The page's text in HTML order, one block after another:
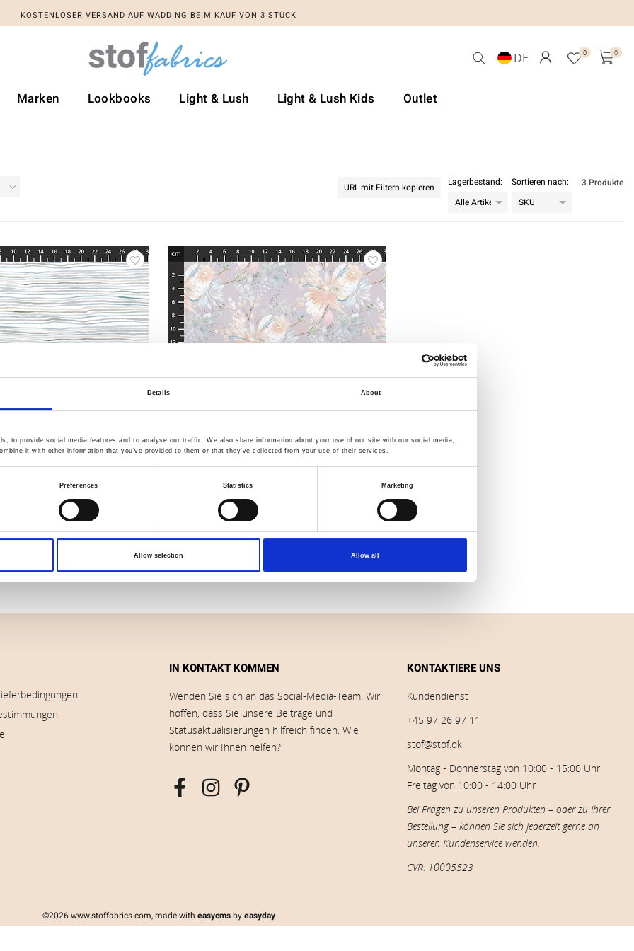
Details About
to provide social media features and to analyse our traffic. We also share information about your use of our site with our social media,
it with other information that you’ve provided to them or that they’ve collected from your use of their services.
Preferences Statistics Marketing
Allow selection Allow all
KOSTENLOSER VERSAND AUF WADDING BEIM KAUF VON 3 STÜCK
DE 0 0
Marken Lookbooks Light & Lush Light & Lush Kids Outlet
3 Produkte
Sortieren nach:
Lagerbestand:
URL mit Filtern kopieren
- Saltwater - Digital Shell Rummel - Saltwater - Digital
IN KONTAKT KOMMEN
Wenden Sie sich an das Social-Media-Team. Wir
hoffen, dass Sie unsere Beiträge und
Statusaktualisierungen hilfreich finden. Wie
können wir Ihnen helfen?
KONTAKTIERE UNS
Kundendienst
+45 97 26 97 11
stof@stof.dk
Montag - Donnerstag von 10:00 - 15:00 Uhr
Freitag von 10:00 - 14:00 Uhr
Bei Fragen zu unseren Produkten – oder zu Ihrer
Bestellung – können Sie sich jederzeit gerne an
unseren Kundenservice wenden.
CVR: 10005523
©2026 www.stoffabrics.com, made with easycmsbyeasyday